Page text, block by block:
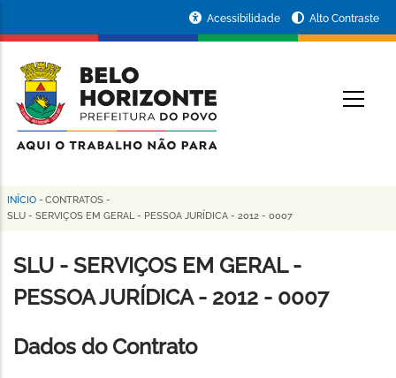
conteúdo
principal
da
Prefeitura
de
Horizonte
Acessibilidade Alto Contraste
Trilha
navegação
INÍCIO - CONTRATOS -
SLU - SERVIÇOS EM GERAL - PESSOA JURÍDICA - 2012 - 0007
SLU - SERVIÇOS EM GERAL -
PESSOA JURÍDICA - 2012 - 0007
Dados do Contrato